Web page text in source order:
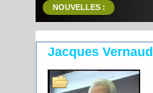
NOUVELLES :
Jacques Vernaud